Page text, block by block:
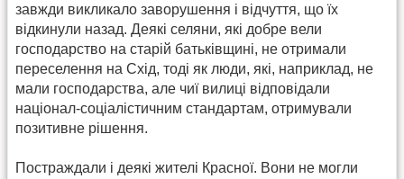
завжди викликало заворушення і відчуття, що їх
відкинули назад. Деякі селяни, які добре вели
господарство на старій батьківщині, не отримали
переселення на Схід, тоді як люди, які, наприклад, не
мали господарства, але чиї вилиці відповідали
націонал-соціалістичним стандартам, отримували
позитивне рішення.
Постраждали і деякі жителі Красної. Вони не могли